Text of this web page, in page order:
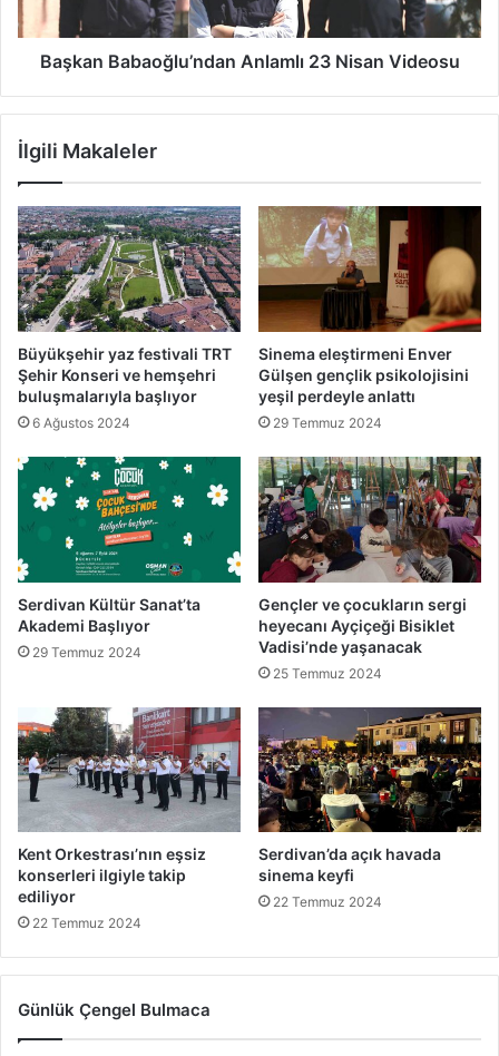
Başkan Babaoğlu’ndan Anlamlı 23 Nisan Videosu
İlgili Makaleler
Büyükşehir yaz festivali TRT
Şehir Konseri ve hemşehri
buluşmalarıyla başlıyor
6 Ağustos 2024
Sinema eleştirmeni Enver
Gülşen gençlik psikolojisini
yeşil perdeyle anlattı
29 Temmuz 2024
Serdivan Kültür Sanat’ta
Akademi Başlıyor
29 Temmuz 2024
Gençler ve çocukların sergi
heyecanı Ayçiçeği Bisiklet
Vadisi’nde yaşanacak
25 Temmuz 2024
Kent Orkestrası’nın eşsiz
konserleri ilgiyle takip
ediliyor
22 Temmuz 2024
Serdivan’da açık havada
sinema keyfi
22 Temmuz 2024
Günlük Çengel Bulmaca